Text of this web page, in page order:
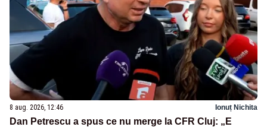
8 aug. 2026, 12:46 Ionuț Nichita
Dan Petrescu a spus ce nu merge la CFR Cluj: „E